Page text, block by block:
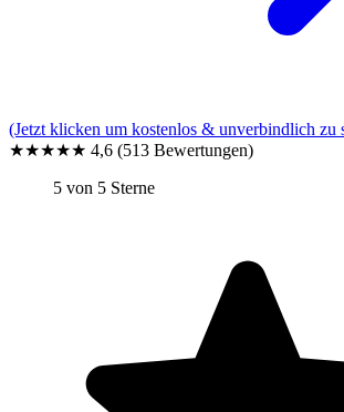
(Jetzt klicken um kostenlos & unverbindlich zu
★★★★★ 4,6 (513 Bewertungen)
5 von 5 Sterne